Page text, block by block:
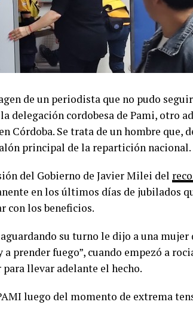
de un periodista que no pudo
delegación cordobesa de Pami, otro
Córdoba. Se trata de un hombre que,
principal de la repartición nacional.
del Gobierno de Javier Milei del
en los últimos días de jubilados
con los beneficios.
su turno le dijo a una mujer
prender fuego”, cuando empezó a
para llevar adelante el hecho.
luego del momento de extrema